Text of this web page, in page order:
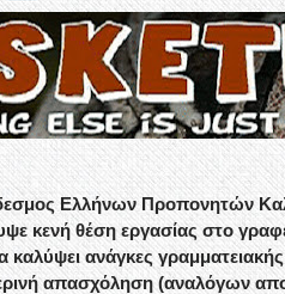
Ελλήνων Προπονητών
κενή θέση εργασίας στο
καλύψει ανάγκες
απασχόληση (αναλόγων